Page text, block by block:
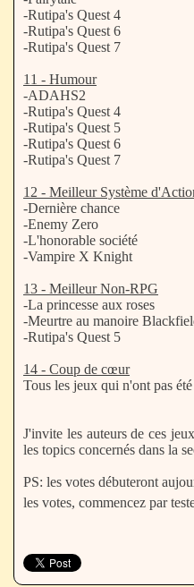
-Rutipa's Quest 4
-Rutipa's Quest 6
-Rutipa's Quest 7
11 - Humour
-ADAHS2
-Rutipa's Quest 4
-Rutipa's Quest 5
-Rutipa's Quest 6
-Rutipa's Quest 7
12 - Meilleur Système
-Dernière chance
-Enemy Zero
-L'honorable société
-Vampire X Knight
13 - Meilleur Non-RPG
-La princesse aux roses
-Meurtre au manoire
-Rutipa's Quest 5
14 - Coup de cœur
Tous les jeux qui n'ont pas
J'invite les auteurs de ces
les topics concernés dans la
PS: les votes débuteront
les votes, commencez par